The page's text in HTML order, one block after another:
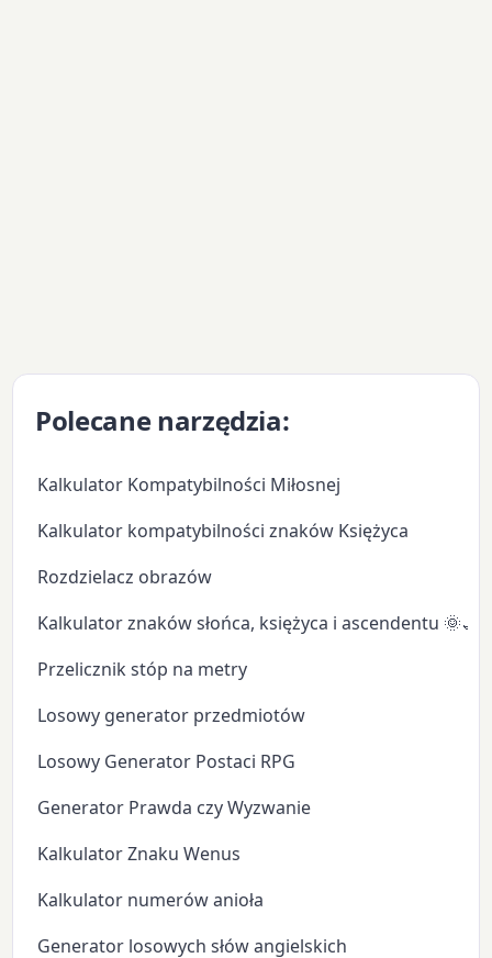
Polecane narzędzia:
Kalkulator Kompatybilności Miłosnej
Kalkulator kompatybilności znaków Księżyca
Rozdzielacz obrazów
Kalkulator znaków słońca, księżyca i ascendentu
Przelicznik stóp na metry
Losowy generator przedmiotów
Losowy Generator Postaci RPG
Generator Prawda czy Wyzwanie
Kalkulator Znaku Wenus
Kalkulator numerów anioła
Generator losowych słów angielskich